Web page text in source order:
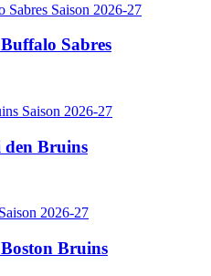
Sabres
den Bruins
Bruins